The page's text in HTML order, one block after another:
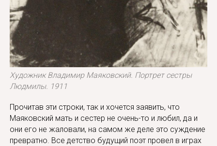
Художник Владимир Маяковский. Портрет сестры
Людмилы. 1911
Прочитав эти строки, так и хочется заявить, что
Маяковский мать и сестер не очень-то и любил, да и
они его не жаловали, на самом же деле это суждение
превратно. Все детство будущий поэт провел в играх